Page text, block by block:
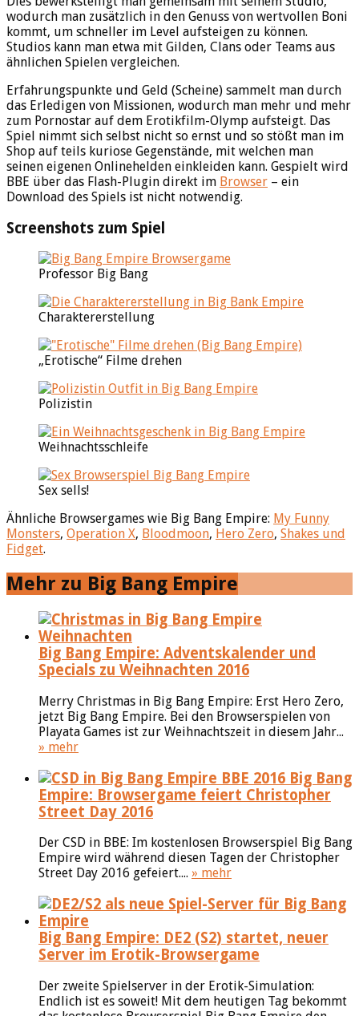
wodurch man zusätzlich in den Genuss von wertvollen Boni
kommt, um schneller im Level aufsteigen zu können.
Studios kann man etwa mit Gilden, Clans oder Teams aus
ähnlichen Spielen vergleichen.
Erfahrungspunkte und Geld (Scheine) sammelt man durch
das Erledigen von Missionen, wodurch man mehr und mehr
zum Pornostar auf dem Erotikfilm-Olymp aufsteigt. Das
Spiel nimmt sich selbst nicht so ernst und so stößt man im
Shop auf teils kuriose Gegenstände, mit welchen man
seinen eigenen Onlinehelden einkleiden kann. Gespielt wird
BBE über das Flash-Plugin direkt im Browser – ein
Download des Spiels ist nicht notwendig.
Screenshots zum Spiel
Professor Big Bang
Charaktererstellung
„Erotische“ Filme drehen
Polizistin
Weihnachtsschleife
Sex sells!
Ähnliche Browsergames wie Big Bang Empire: My Funny
Monsters, Operation X, Bloodmoon, Hero Zero, Shakes und
Fidget.
Mehr zu Big Bang Empire
Big Bang Empire: Adventskalender und
Specials zu Weihnachten 2016
Merry Christmas in Big Bang Empire: Erst Hero Zero,
jetzt Big Bang Empire. Bei den Browserspielen von
Playata Games ist zur Weihnachtszeit in diesem Jahr...
» mehr
Big Bang
Empire: Browsergame feiert Christopher
Street Day 2016
Der CSD in BBE: Im kostenlosen Browserspiel Big Bang
Empire wird während diesen Tagen der Christopher
Street Day 2016 gefeiert.... » mehr
Big Bang Empire: DE2 (S2) startet, neuer
Server im Erotik-Browsergame
Der zweite Spielserver in der Erotik-Simulation:
Endlich ist es soweit! Mit dem heutigen Tag bekommt